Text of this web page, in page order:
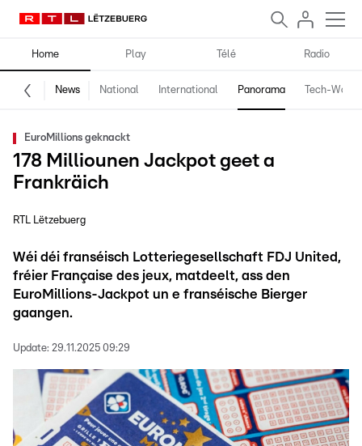
Home Play Télé Radio
News National International Panorama Tech-World
EuroMillions geknackt
178 Milliounen Jackpot geet a
Frankräich
RTL Lëtzebuerg
Wéi déi franséisch Lotteriegesellschaft FDJ United,
fréier Française des jeux, matdeelt, ass den
EuroMillions-Jackpot un e franséische Bierger
gaangen.
Update: 29.11.2025 09:29